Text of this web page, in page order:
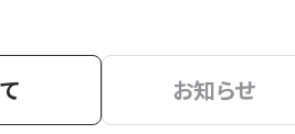
お知らせ